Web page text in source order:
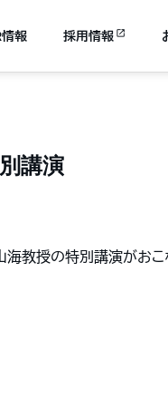
情報 採用情報
講演
教授の特別講演がおこ